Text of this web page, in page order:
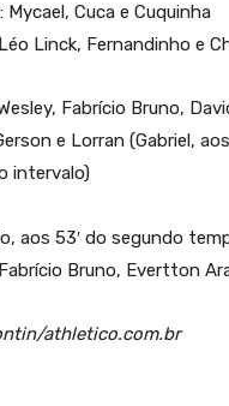
Cuca e Cuquinha
Linck, Fernandinho e
Fabrício Bruno,
e Lorran (Gabriel,
intervalo)
aos 53′ do segundo
Bruno, Evertton
athletico.com.br